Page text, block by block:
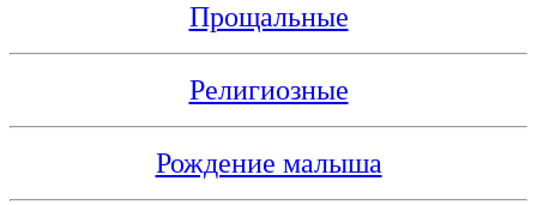
Прощальные
Религиозные
Рождение малыша